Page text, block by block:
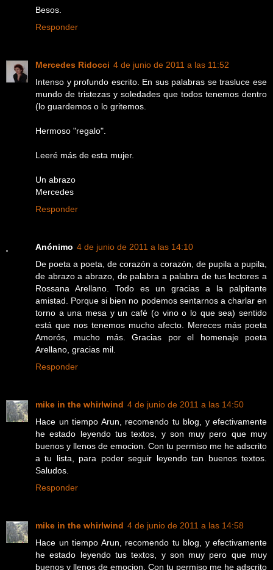
Besos.
Responder
Mercedes Ridocci 4 de junio de 2011 a las 11:52
Intenso y profundo escrito. En sus palabras se trasluce ese
mundo de tristezas y soledades que todos tenemos dentro
(lo guardemos o lo gritemos.
Hermoso "regalo".
Leeré más de esta mujer.
Un abrazo
Mercedes
Responder
Anónimo 4 de junio de 2011 a las 14:10
De poeta a poeta, de corazón a corazón, de pupila a pupila,
de abrazo a abrazo, de palabra a palabra de tus lectores a
Rossana Arellano. Todo es un gracias a la palpitante
amistad. Porque si bien no podemos sentarnos a charlar en
torno a una mesa y un café (o vino o lo que sea) sentido
está que nos tenemos mucho afecto. Mereces más poeta
Amorós, mucho más. Gracias por el homenaje poeta
Arellano, gracias mil.
Responder
mike in the whirlwind 4 de junio de 2011 a las 14:50
Hace un tiempo Arun, recomendo tu blog, y efectivamente
he estado leyendo tus textos, y son muy pero que muy
buenos y llenos de emocion. Con tu permiso me he adscrito
a tu lista, para poder seguir leyendo tan buenos textos.
Saludos.
Responder
mike in the whirlwind 4 de junio de 2011 a las 14:58
Hace un tiempo Arun, recomendo tu blog, y efectivamente
he estado leyendo tus textos, y son muy pero que muy
buenos y llenos de emocion. Con tu permiso me he adscrito